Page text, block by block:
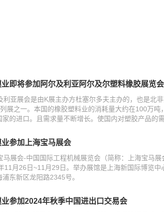
即将参加阿尔及利亚阿尔及尔塑料橡胶展览会 PLAST
利亚展会是由K展主办方杜塞尔多夫主办的，也是北
展之一。本国的橡胶塑料业的消耗量大约在100万吨
家的进口。且需求量不断增长。使国内对塑胶产品的
参加上海宝马展会
马展会-中国国际工程机械展览会（简称：上海宝马
11月26日~11月29日。举办展馆是上海新国际博览中
东新区龙阳路2345号。
参加2024年秋季中国进出口交易会